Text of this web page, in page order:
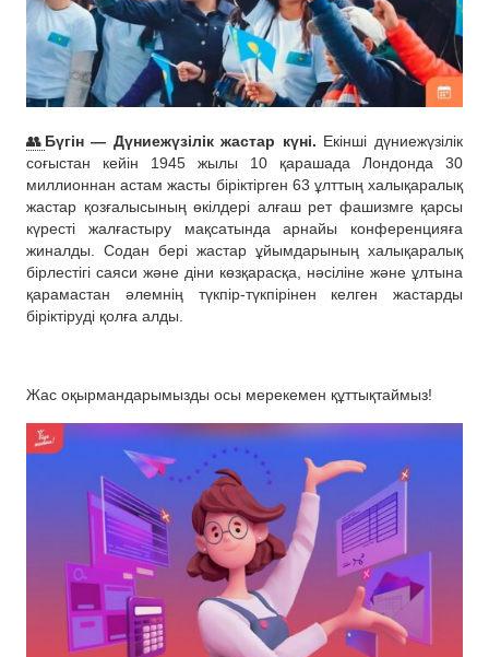
👥 Бүгін — Дүниежүзілік жастар күні. Екінші дүниежүзілік
соғыстан кейін 1945 жылы 10 қарашада Лондонда 30
миллионнан астам жасты біріктірген 63 ұлттың халықаралық
жастар қозғалысының өкілдері алғаш рет фашизмге қарсы
күресті жалғастыру мақсатында арнайы конференцияға
жиналды. Содан бері жастар ұйымдарының халықаралық
бірлестігі саяси және діни көзқарасқа, нәсіліне және ұлтына
қарамастан әлемнің түкпір-түкпірінен келген жастарды
біріктіруді қолға алды.
Жас оқырмандарымызды осы мерекемен құттықтаймыз!